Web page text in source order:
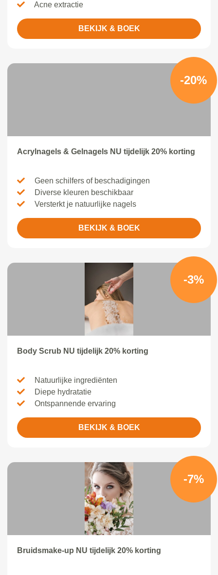
Acne extractie
BEKIJK & BOEK
-20%
Acrylnagels & Gelnagels NU tijdelijk 20% korting
Geen schilfers of beschadigingen
Diverse kleuren beschikbaar
Versterkt je natuurlijke nagels
BEKIJK & BOEK
-3%
Body Scrub NU tijdelijk 20% korting
Natuurlijke ingrediënten
Diepe hydratatie
Ontspannende ervaring
BEKIJK & BOEK
-7%
Bruidsmake-up NU tijdelijk 20% korting